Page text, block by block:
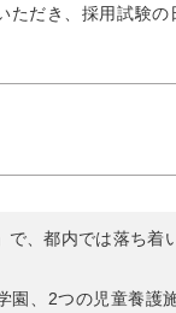
ただき、採用試験の
で、都内では落ち着
園、2つの児童養護